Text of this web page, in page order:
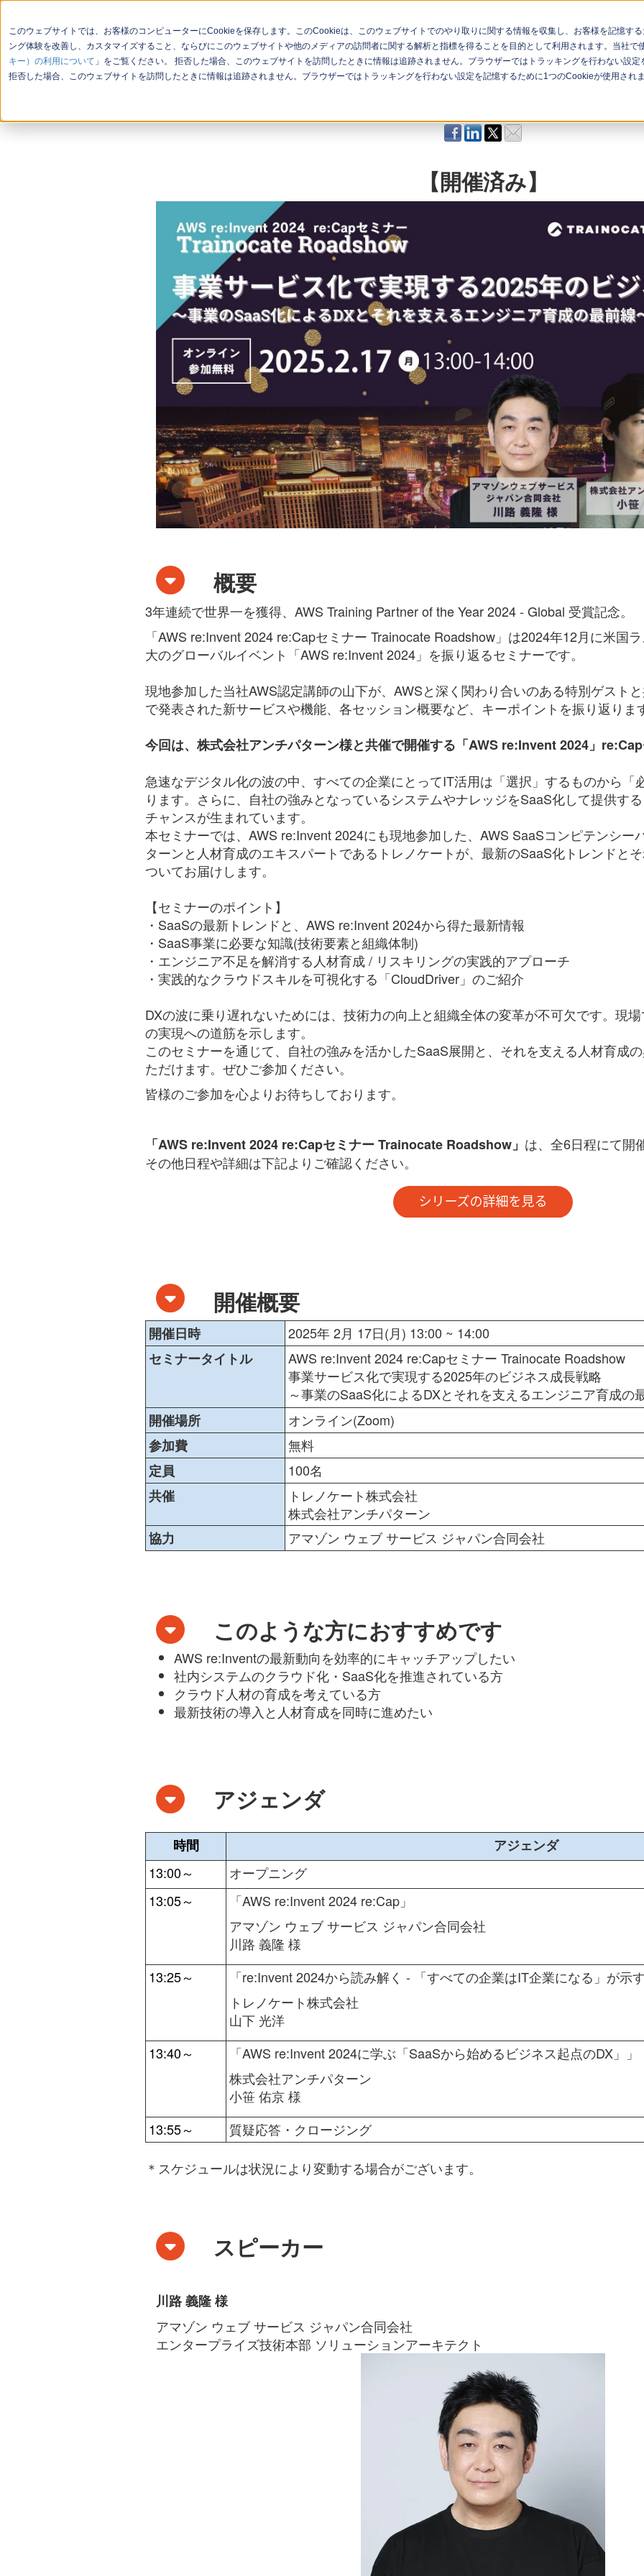
このウェブサイトでは、お客様のコンピューターにCookieを保存します。このCookieは、このウェブサイトでのやり取りに関する情報を収集し、お客様を記憶す
ング体験を改善し、カスタマイズすること、ならびにこのウェブサイトや他のメディアの訪問者に関する解析と指標を得ることを目的として利用されます。当社
キー）の利用について 」をご覧ください。 拒否した場合、このウェブサイトを訪問したときに情報は追跡されません。ブラウザーではトラッキングを行わない設
拒否した場合、このウェブサイトを訪問したときに情報は追跡されません。ブラウザーではトラッキングを行わない設定を記憶するために1つのCookieが使用され
会社概要 お問い合わせ セミナー一覧 イベント一覧
【開催済み】
概要
3年連続で世界一を獲得、AWS Training Partner of the Year 2024 - Global 受賞記念。
「AWS re:Invent 2024 re:Capセミナー Trainocate Roadshow」は2024年12月に米国
大のグローバルイベント「AWS re:Invent 2024」を振り返るセミナーです。
現地参加した当社AWS認定講師の山下が、AWSと深く関わり合いのある特別ゲスト
で発表された新サービスや機能、各セッション概要など、キーポイントを振り返りま
今回は、株式会社アンチパターン様と共催で開催する「AWS re:Invent 2024」
急速なデジタル化の波の中、すべての企業にとってIT活用は「選択」するものから「
ります。さらに、自社の強みとなっているシステムやナレッジをSaaS化して提供す
チャンスが生まれています。
本セミナーでは、AWS re:Invent 2024にも現地参加した、AWS SaaSコンピテンシー
ターンと人材育成のエキスパートであるトレノケートが、最新のSaaS化トレンドと
ついてお届けします。
【セミナーのポイント】
・SaaSの最新トレンドと、AWS re:Invent 2024から得た最新情報
・SaaS事業に必要な知識(技術要素と組織体制)
・エンジニア不足を解消する人材育成 / リスキリングの実践的アプローチ
・実践的なクラウドスキルを可視化する「CloudDriver」のご紹介
DXの波に乗り遅れないためには、技術力の向上と組織全体の変革が不可欠です。現
の実現への道筋を示します。
このセミナーを通じて、自社の強みを活かしたSaaS展開と、それを支える人材育成
ただけます。ぜひご参加ください。
皆様のご参加を心よりお待ちしております。
「AWS re:Invent 2024 re:Capセミナー Trainocate Roadshow」 は、全6日程にて開
その他日程や詳細は下記よりご確認ください。
開催概要
開催日時
2025年 2月 17日(月) 13:00 ~ 14:00
セミナータイトル
AWS re:Invent 2024 re:Capセミナー Trainocate Roadshow
事業サービス化で実現する2025年のビジネス成長戦略
～事業のSaaS化によるDXとそれを支えるエンジニア育成の
開催場所
オンライン(Zoom)
参加費
無料
定員
100名
共催
トレノケート株式会社
株式会社アンチパターン
協力
アマゾン ウェブ サービス ジャパン合同会社
このような方におすすめです
AWS re:Inventの最新動向を効率的にキャッチアップしたい
社内システムのクラウド化・SaaS化を推進されている方
クラウド人材の育成を考えている方
最新技術の導入と人材育成を同時に進めたい
アジェンダ
時間
アジェンダ
13:00～
オープニング
13:05～
「AWS re:Invent 2024 re:Cap 」
アマゾン ウェブ サービス ジャパン合同会社
川路 義隆 様
13:25～
「re:Invent 2024から読み解く - 「すべての企業はIT企業になる」が示
トレノケート株式会社
山下 光洋
13:40～
「AWS re:Invent 2024に学ぶ「SaaSから始めるビジネス起点のDX」」
株式会社アンチパターン
小笹 佑京 様
13:55～
質疑応答・クロージング
＊スケジュールは状況により変動する場合がございます。
スピーカー
川路 義隆 様
アマゾン ウェブ サービス ジャパン合同会社
エンタープライズ技術本部 ソリューションアーキテクト